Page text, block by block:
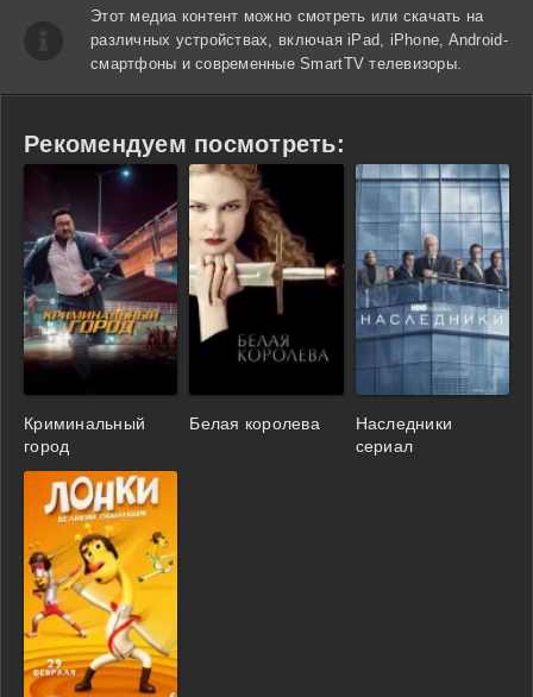
Этот медиа контент можно смотреть или скачать на
различных устройствах, включая iPad, iPhone, Android-
смартфоны и современные SmartTV телевизоры.
Рекомендуем посмотреть:
Криминальный
город
Белая королева
Наследники
сериал